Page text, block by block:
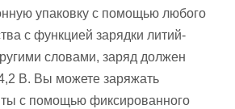
упаковку с помощью любого
с функцией зарядки литий-
словами, заряд должен
В. Вы можете заряжать
с помощью фиксированного